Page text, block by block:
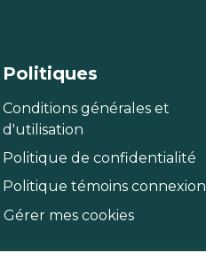
Politiques
Conditions générales et
d'utilisation
Politique de confidentialité
Politique témoins connexion
Gérer mes cookies